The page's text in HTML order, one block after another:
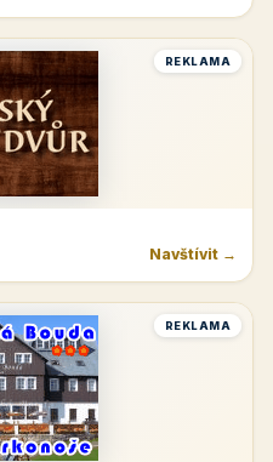
REKLAMA
Navštívit →
REKLAMA